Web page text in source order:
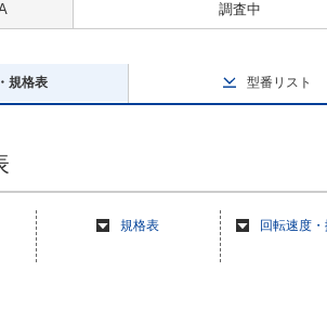
調査中
規格表 型番リスト
規格表 回転速度